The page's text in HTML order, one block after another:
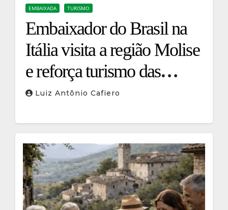
EMBAIXADA TURISMO
Embaixador do Brasil na
Itália visita a região Molise
e reforça turismo das
raízes
Luiz Antônio Cafiero